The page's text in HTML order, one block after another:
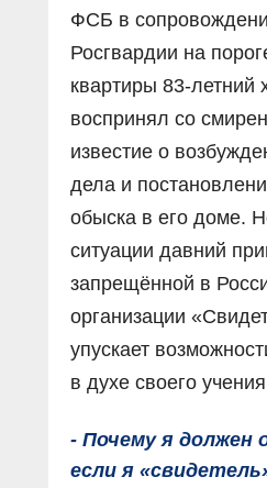
ФСБ в
Росгвардии на
квартиры 83-летний
воспринял со
известие о
дела и
обыска в его доме.
ситуации давний
запрещённой в
организации
упускает
в духе своего
- Почему я должен
если я